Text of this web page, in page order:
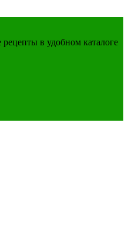
в удобном каталоге